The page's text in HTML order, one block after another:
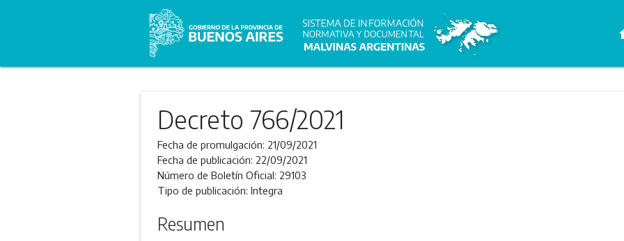
Decreto 766/2021
Fecha de promulgación: 21/09/2021
Fecha de publicación: 22/09/2021
Número de Boletín Oficial: 29103
Tipo de publicación: Integra
Resumen